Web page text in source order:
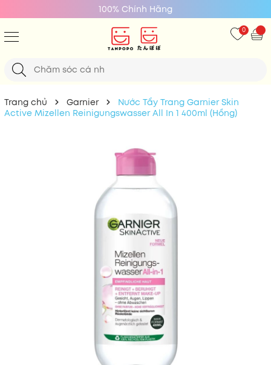
100% Chính Hãng
0
Trang chủ Garnier
Nước Tẩy Trang Garnier Skin
Active Mizellen Reinigungswasser All In 1 400ml (Hồng)